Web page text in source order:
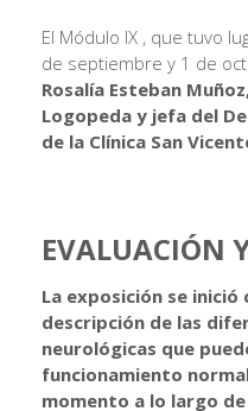
El Módulo IX , que tuvo
de septiembre y 1 de
Rosalía Esteban
Logopeda y jefa del
de la Clínica San
EVALUACIÓN
La exposición se
descripción de las
neurológicas que
funcionamiento
momento a lo largo